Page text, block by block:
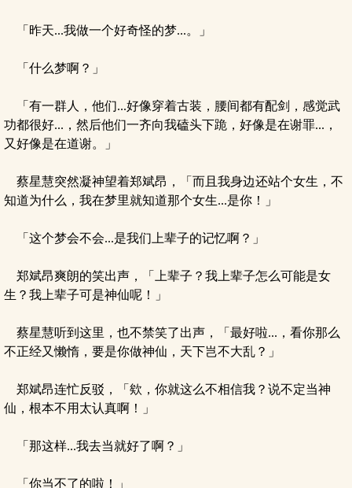
「昨天...我做一个好奇怪的梦...。」
「什么梦啊？」
「有一群人，他们...好像穿着古装，腰间都有配剑，感觉武
功都很好...，然后他们一齐向我磕头下跪，好像是在谢罪...，
又好像是在道谢。」
蔡星慧突然凝神望着郑斌昂，「而且我身边还站个女生，不
知道为什么，我在梦里就知道那个女生...是你！」
「这个梦会不会...是我们上辈子的记忆啊？」
郑斌昂爽朗的笑出声，「上辈子？我上辈子怎么可能是女
生？我上辈子可是神仙呢！」
蔡星慧听到这里，也不禁笑了出声，「最好啦...，看你那么
不正经又懒惰，要是你做神仙，天下岂不大乱？」
郑斌昂连忙反驳，「欸，你就这么不相信我？说不定当神
仙，根本不用太认真啊！」
「那这样...我去当就好了啊？」
「你当不了的啦！」